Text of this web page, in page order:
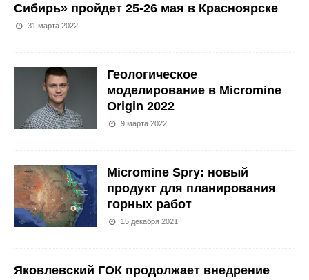
Сибирь» пройдет 25-26 мая в Красноярске
31 марта 2022
Геологическое
моделирование в Micromine
Origin 2022
9 марта 2022
Micromine Spry: новый
продукт для планирования
горных работ
15 декабря 2021
Яковлевский ГОК продолжает внедрение